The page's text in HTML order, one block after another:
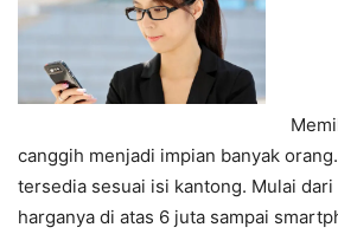
canggih menjadi impian banyak
tersedia sesuai isi kantong. Mulai
harganya di atas 6 juta sampai